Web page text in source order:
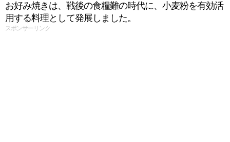
お好み焼きは、戦後の食糧難の時代に、小麦粉を有効活
用する料理として発展しました。
スポンサーリンク